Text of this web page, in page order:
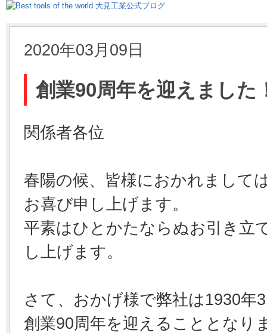
2020年03月09日
創業90周年を迎えました
関係者各位
春陽の候、皆様におかれまして
お喜び申し上げます。
平素はひとかたならぬお引き立
し上げます。
さて、おかげ様で弊社は1930年
創業90周年を迎えることとなり